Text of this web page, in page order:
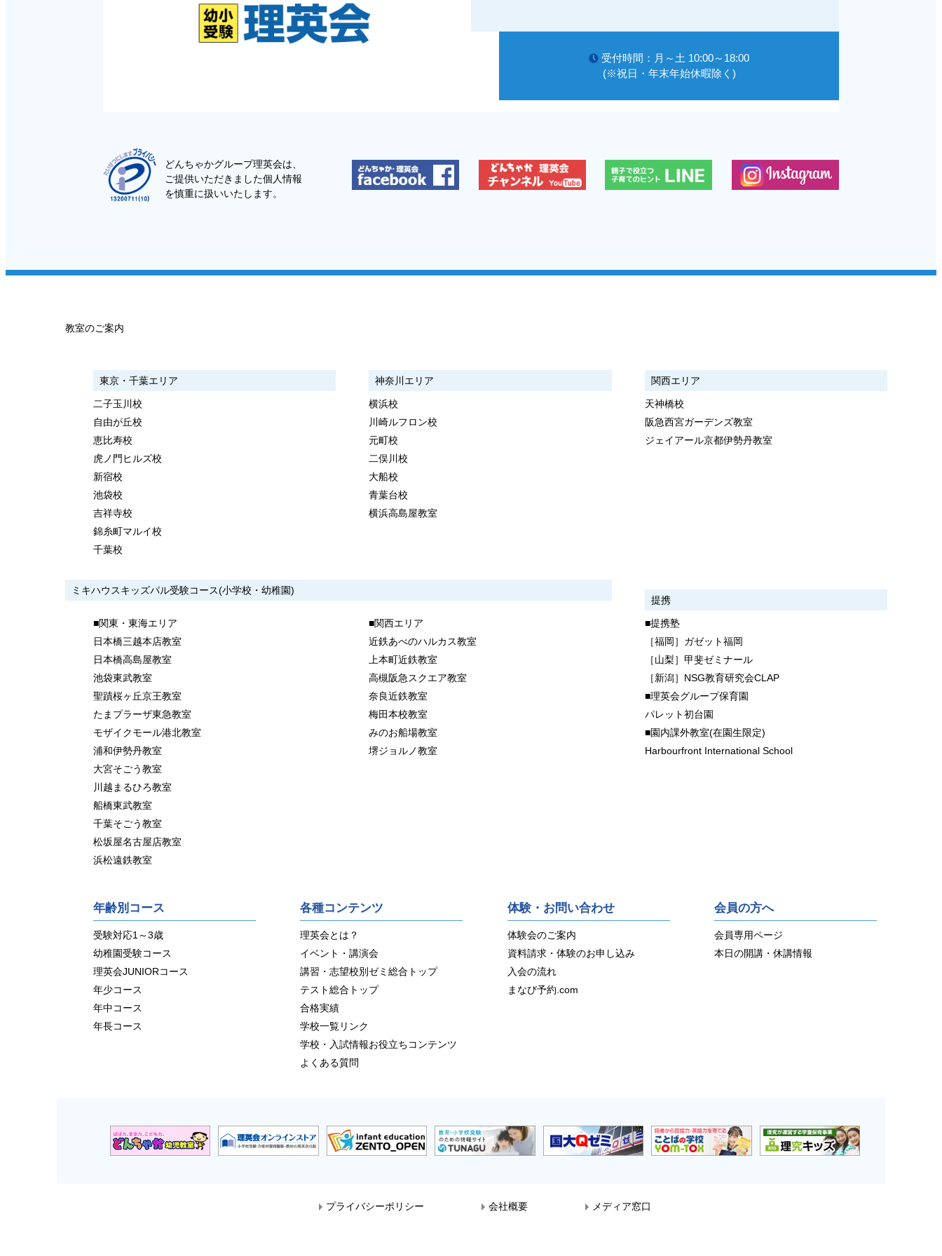
受付時間：月～土 10:00～18:00
(※祝日・年末年始休暇除く)
どんちゃかグループ理英会は、
ご提供いただきました個人情報
を慎重に扱いいたします。
教室のご案内
東京・千葉エリア
二子玉川校
自由が丘校
恵比寿校
虎ノ門ヒルズ校
新宿校
池袋校
吉祥寺校
錦糸町マルイ校
千葉校
神奈川エリア
横浜校
川崎ルフロン校
元町校
二俣川校
大船校
青葉台校
横浜高島屋教室
関西エリア
天神橋校
阪急西宮ガーデンズ教室
ジェイアール京都伊勢丹教室
ミキハウスキッズパル受験コース(小学校・幼稚園)
■関東・東海エリア
日本橋三越本店教室
日本橋高島屋教室
池袋東武教室
聖蹟桜ヶ丘京王教室
たまプラーザ東急教室
モザイクモール港北教室
浦和伊勢丹教室
大宮そごう教室
川越まるひろ教室
船橋東武教室
千葉そごう教室
松坂屋名古屋店教室
浜松遠鉄教室
■関西エリア
近鉄あべのハルカス教室
上本町近鉄教室
高槻阪急スクエア教室
奈良近鉄教室
梅田本校教室
みのお船場教室
堺ジョルノ教室
提携
■提携塾
［福岡］ガゼット福岡
［山梨］甲斐ゼミナール
［新潟］NSG教育研究会CLAP
■理英会グループ保育園
パレット初台園
■園内課外教室(在園生限定)
Harbourfront International School
年齢別コース
受験対応1～3歳
幼稚園受験コース
理英会JUNIORコース
年少コース
年中コース
年長コース
各種コンテンツ
理英会とは？
イベント・講演会
講習・志望校別ゼミ総合トップ
テスト総合トップ
合格実績
学校一覧リンク
学校・入試情報お役立ちコンテンツ
よくある質問
体験・お問い合わせ
体験会のご案内
資料請求・体験のお申し込み
入会の流れ
まなび予約.com
会員の方へ
会員専用ページ
本日の開講・休講情報
プライバシーポリシー 会社概要 メディア窓口